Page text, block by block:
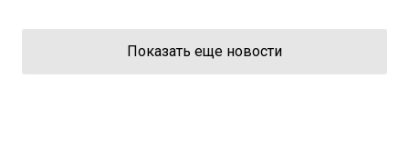
Показать еще новости